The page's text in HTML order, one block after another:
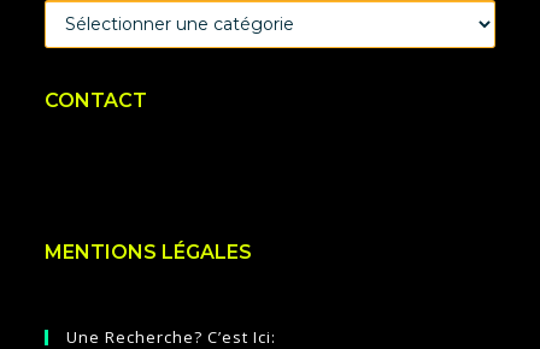
CATEGORIES
CONTACT
MENTIONS LÉGALES
Une Recherche? C’est Ici: